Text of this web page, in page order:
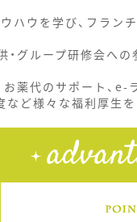
ハウを学び、フラン
グループ研修会への
薬代のサポート、
など様々な福利厚生